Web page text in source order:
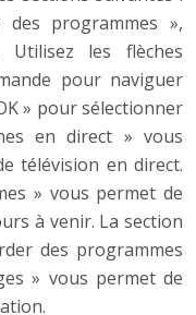
programmes »,
les flèches
pour naviguer
» pour sélectionner
en direct » vous
télévision en direct.
» vous permet de
à venir. La section
des programmes
» vous permet de